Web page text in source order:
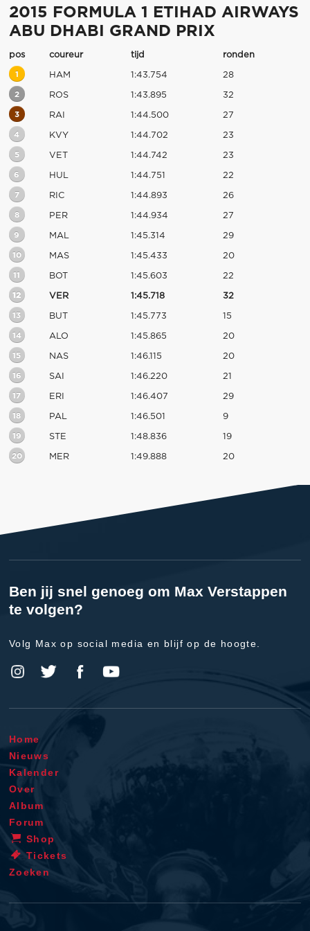
2015 FORMULA 1 ETIHAD AIRWAYS
ABU DHABI GRAND PRIX
pos coureur tijd ronden
1 HAM 1:43.754 28
2 ROS 1:43.895 32
3 RAI 1:44.500 27
4 KVY 1:44.702 23
5 VET 1:44.742 23
6 HUL 1:44.751 22
7 RIC 1:44.893 26
8 PER 1:44.934 27
9 MAL 1:45.314 29
10 MAS 1:45.433 20
11 BOT 1:45.603 22
12 VER 1:45.718 32
13 BUT 1:45.773 15
14 ALO 1:45.865 20
15 NAS 1:46.115 20
16 SAI 1:46.220 21
17 ERI 1:46.407 29
18 PAL 1:46.501 9
19 STE 1:48.836 19
20 MER 1:49.888 20
Ben jij snel genoeg om Max Verstappen
te volgen?
Volg Max op social media en blijf op de hoogte.
Home
Nieuws
Kalender
Over
Album
Forum
Shop
Tickets
Zoeken